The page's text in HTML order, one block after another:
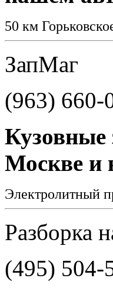
50 км
ЗапМаг
(963) 660-
Москве и
Электролитный
Разборка
(495) 504-